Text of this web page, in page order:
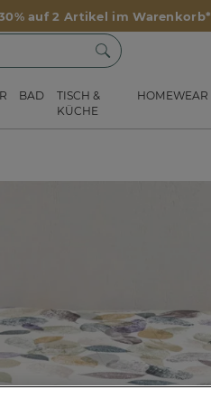
auf 2 Artikel im Warenkorb*
BAD
TISCH &
KÜCHE
HOMEWEAR